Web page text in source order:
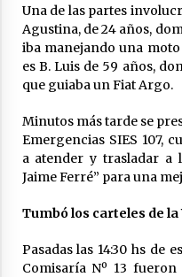
Una de las partes
Agustina, de 24 años,
iba manejando una
es B. Luis de 59 años,
que guiaba un Fiat Argo.
Minutos más tarde se
Emergencias SIES 107,
a atender y trasladar a
Jaime Ferré” para una
Tumbó los carteles de
Pasadas las 14:30 hs de
Comisaría Nº 13